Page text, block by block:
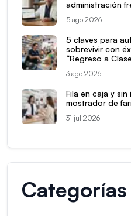
administración
5 ago 2026
5 claves para
sobrevivir con
“Regreso a
3 ago 2026
Fila en caja y
mostrador de
31 jul 2026
Categorías